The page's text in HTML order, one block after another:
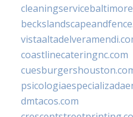
coastlinecateringnc.com
dmtacos.com